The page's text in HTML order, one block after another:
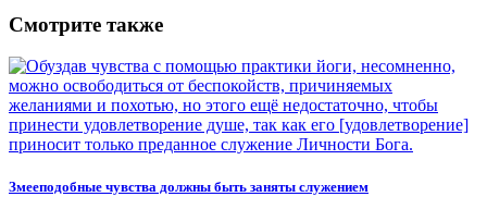
Смотрите также
Змееподобные чувства должны быть заняты служением